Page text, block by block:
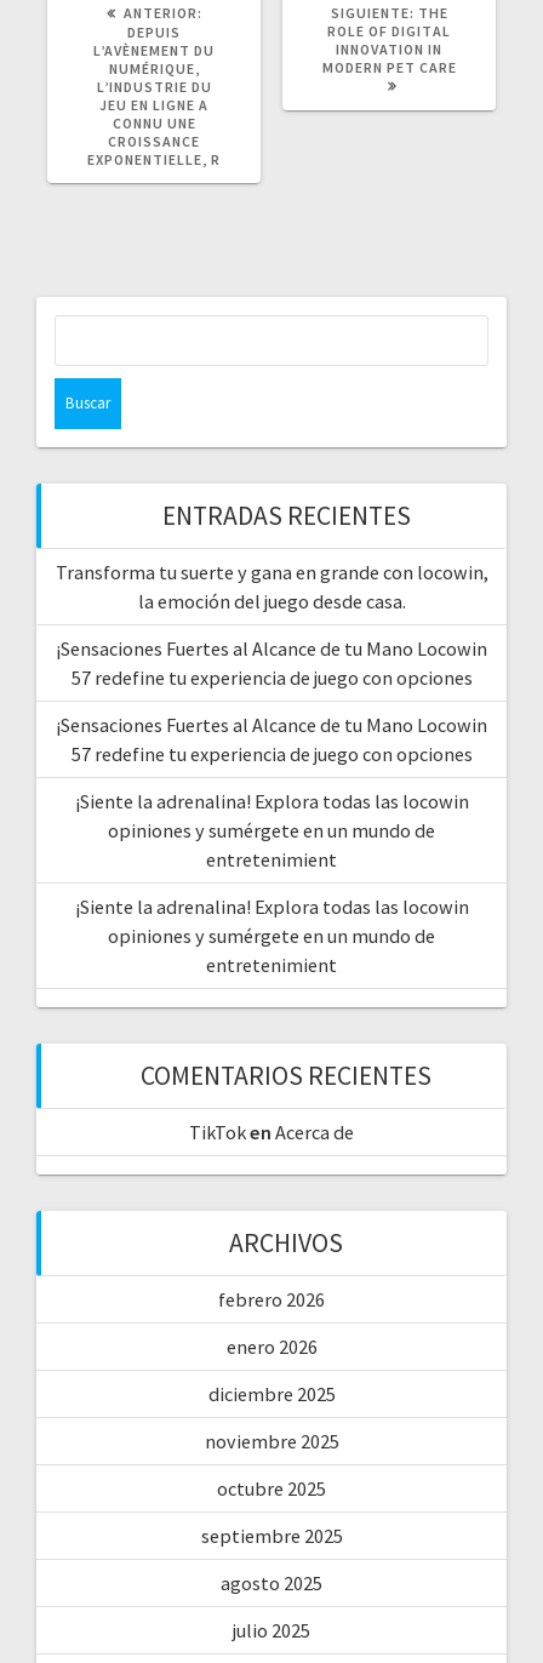
ANTERIOR:
DEPUIS
L’AVÈNEMENT DU
NUMÉRIQUE,
L’INDUSTRIE DU
JEU EN LIGNE A
CONNU UNE
CROISSANCE
EXPONENTIELLE, R
SIGUIENTE: SIGUIENTE
POST:
THE
ROLE OF DIGITAL
INNOVATION IN
MODERN PET CARE
ENTRADAS RECIENTES
Transforma tu suerte y gana en grande con locowin,
la emoción del juego desde casa.
¡Sensaciones Fuertes al Alcance de tu Mano Locowin
57 redefine tu experiencia de juego con opciones
¡Sensaciones Fuertes al Alcance de tu Mano Locowin
57 redefine tu experiencia de juego con opciones
¡Siente la adrenalina! Explora todas las locowin
opiniones y sumérgete en un mundo de
entretenimient
¡Siente la adrenalina! Explora todas las locowin
opiniones y sumérgete en un mundo de
entretenimient
COMENTARIOS RECIENTES
TikToken Acerca de
ARCHIVOS
febrero 2026
enero 2026
diciembre 2025
noviembre 2025
octubre 2025
septiembre 2025
agosto 2025
julio 2025